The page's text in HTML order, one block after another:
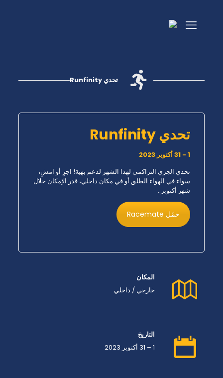
تحدي Runfinity
تحدي Runfinity
1 - 31 أكتوبر 2023
تحدي الجري التراكمي لهذا الشهر لدعم بهية! اجرِ أو امشِ،
سواء في الهواء الطلق أو في مكان داخلي، قدر الإمكان خلال
شهر أكتوبر..
حمّل Racemate
المكان
خارجي / داخلي
التاريخ
1 – 31 أكتوبر 2023